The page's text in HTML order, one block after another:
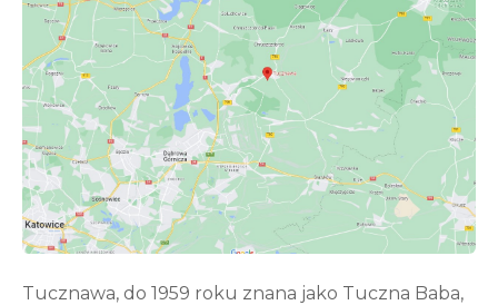
Tucznawa, do 1959 roku znana jako Tuczna Baba,